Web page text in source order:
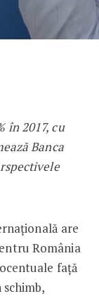
crește
în 2017, cu
Banca
are
România
față